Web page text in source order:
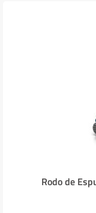
Rodo de